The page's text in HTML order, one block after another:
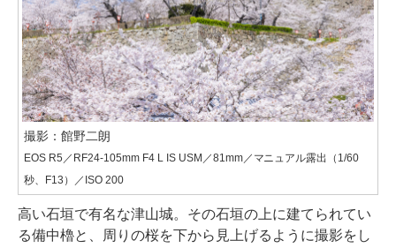
撮影：館野二朗
EOS R5／RF24-105mm F4 L IS USM／81mm／マニュアル露出（1/60
秒、F13）／ISO 200
高い石垣で有名な津山城。その石垣の上に建てられてい
る備中櫓と、周りの桜を下から見上げるように撮影をし